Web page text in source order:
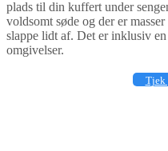
plads til din kuffert under
voldsomt søde og der er
slappe lidt af. Det er inklusiv
omgivelser.
Tjek